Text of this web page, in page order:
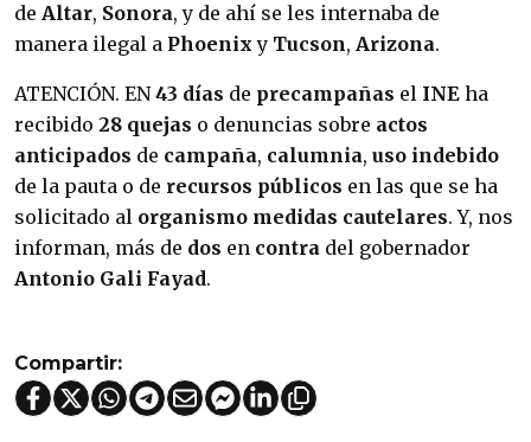
de Altar, Sonora, y de ahí se les internaba de
manera ilegal a Phoenix y Tucson, Arizona.
ATENCIÓN. EN43 días de precampañas el INE ha
recibido 28 quejas o denuncias sobre actos
anticipados de campaña, calumnia, uso indebido
de la pauta o de recursos públicos en las que se ha
solicitado al organismo medidas cautelares. Y, nos
informan, más de dos en contra del gobernador
Antonio Gali Fayad.
Compartir: